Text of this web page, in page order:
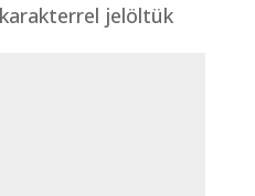
karakterrel jelöltük